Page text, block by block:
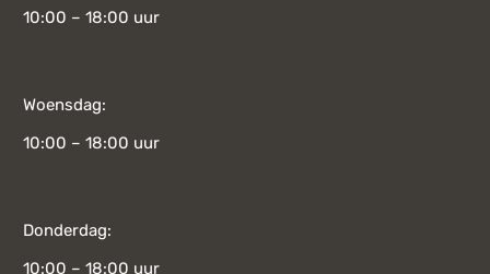
10:00 – 18:00 uur
Woensdag:
10:00 – 18:00 uur
Donderdag:
10:00 – 18:00 uur